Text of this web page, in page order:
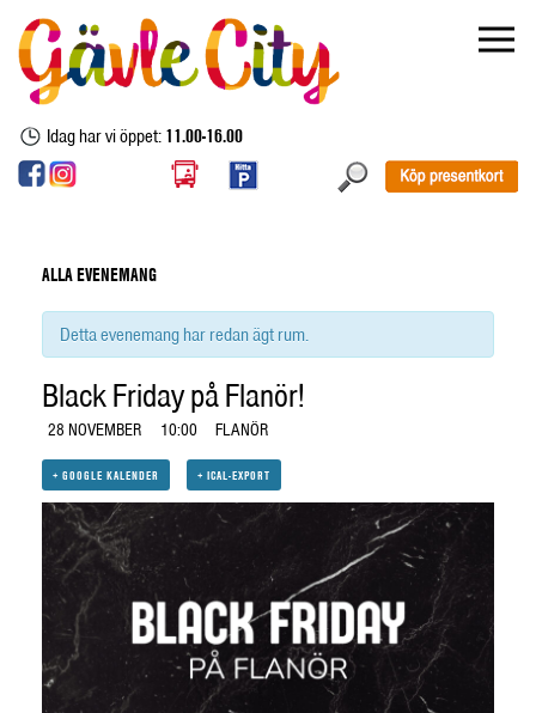
Idag har vi öppet:11.00-16.00
ALLA EVENEMANG
Detta evenemang har redan ägt rum.
Black Friday på Flanör!
28 NOVEMBER 10:00 FLANÖR
+ GOOGLE KALENDER + ICAL-EXPORT